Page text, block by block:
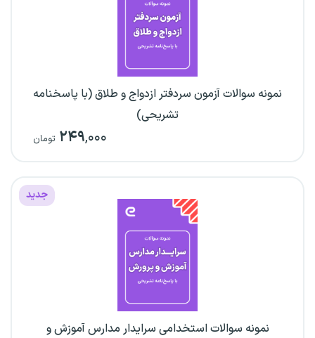
نمونه سوالات آزمون سردفتر ازدواج و طلاق (با پاسخنامه
تشریحی)
۲۴۹,۰۰۰ تومان
جدید
نمونه سوالات استخدامی سرایدار مدارس آموزش و